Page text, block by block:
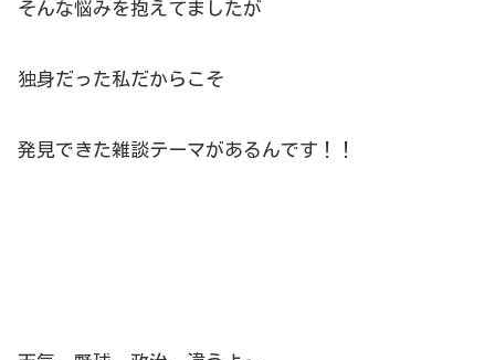
そんな悩みを抱えてましたが
独身だった私だからこそ
発見できた雑談テーマがあるんです！！